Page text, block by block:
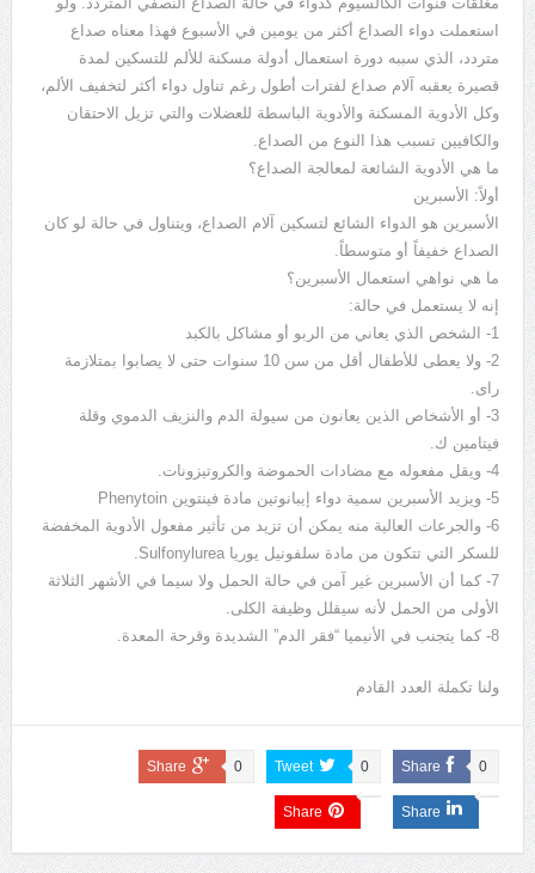
استعملت دواء الصداع أكثر من يومين في الأسبوع فهذا معناه صداع
متردد، الذي سببه دورة استعمال أدولة مسكنة للألم للتسكين لمدة
قصيرة يعقبه آلام صداع لفترات أطول رغم تناول دواء أكثر لتخفيف الألم،
وكل الأدوية المسكنة والأدوية الباسطة للعضلات والتي تزيل الاحتقان
والكافيين تسبب هذا النوع من الصداع.
ما هي الأدوية الشائعة لمعالجة الصداع؟
أولاً: الأسبرين
الأسبرين هو الدواء الشائع لتسكين آلام الصداع، ويتناول في حالة لو كان
الصداع خفيفاً أو متوسطاً.
ما هي نواهي استعمال الأسبرين؟
إنه لا يستعمل في حالة:
1- الشخص الذي يعاني من الربو أو مشاكل بالكبد
2- ولا يعطى للأطفال أقل من سن 10 سنوات حتى لا يصابوا بمتلازمة
راى.
3- أو الأشخاص الذين يعانون من سيولة الدم والنزيف الدموي وقلة
فيتامين ك.
4- ويقل مفعوله مع مضادات الحموضة والكروتيزونات.
5- ويزيد الأسبرين سمية دواء إيبانوتين مادة فينتوين Phenytoin
6- والجرعات العالية منه يمكن أن تزيد من تأثير مفعول الأدوية المخفضة
للسكر التي تتكون من مادة سلفونيل يوريا Sulfonylurea.
7- كما أن الأسبرين غير آمن في حالة الحمل ولا سيما في الأشهر الثلاثة
الأولى من الحمل لأنه سيقلل وظيفة الكلى.
8- كما يتجنب في الأنيميا “فقر الدم” الشديدة وقرحة المعدة.
ولنا تكملة العدد القادم
Share 0
Tweet 0
Share 0
Share
Share